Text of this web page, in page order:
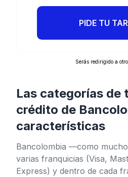
PIDE TU
Serás redirigido a
Las categorías de
crédito de
características
Bancolombia —como
varias franquicias (Visa,
Express) y dentro de cada